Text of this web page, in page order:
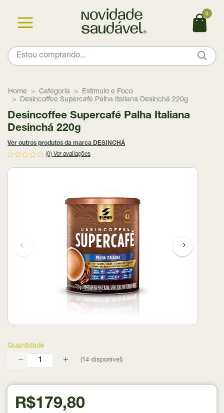
0
Home Categoria
Estímulo e Foco
Desincoffee Supercafé Palha Italiana Desinchá 220g
Quantidade
(14 disponível)
Desincoffee Supercafé Palha Italiana
Desinchá 220g
Ver outros produtos da marca DESINCHÁ
(0) Ver avaliações
R$179,80